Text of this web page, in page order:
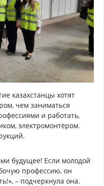
казахстанцы хотят
чем заниматься
и работать,
электромонтёром.
будущее! Если молодой
профессию, он
– подчеркнула она.